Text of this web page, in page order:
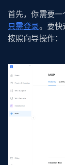
首先，你需要一
只需登录。要快
按照向导操作：